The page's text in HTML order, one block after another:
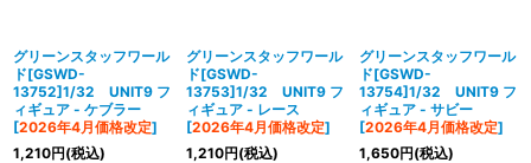
グリーンスタッフワール
ド[GSWD-
13752]1/32 UNIT9 フ
ィギュア - ケブラー
[2026年4月価格改定]
1,210円(税込)
グリーンスタッフワール
ド[GSWD-
13753]1/32 UNIT9 フ
ィギュア - レース
[2026年4月価格改定]
1,210円(税込)
グリーンスタッフワール
ド[GSWD-
13754]1/32 UNIT9 フ
ィギュア - サビー
[2026年4月価格改定]
1,650円(税込)